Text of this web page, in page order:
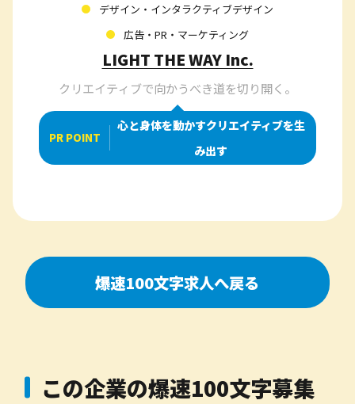
デザイン・インタラクティブデザイン
広告・PR・マーケティング
LIGHT THE WAY Inc.
クリエイティブで向かうべき道を切り開く。
PR POINT
心と身体を動かすクリエイティブを生
み出す
爆速100文字求人へ戻る
この企業の爆速100文字募集